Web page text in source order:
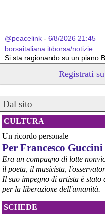
@peacelink - 6/8/2026 21:45
borsaitaliana.it/borsa/notizie
Si sta ragionando su un piano
cronachetarantine.it/index.php
il Governo ha manifestato
provvedimento straordinario
economiche e sociali della
chiesto alle rappresentanze del
concrete per definirne i
questa disponibilità.
#
ILVA Taranto
Registrati
Dal sito
CULTURA
Un ricordo personale
Per Francesco Guccini
Era un compagno di lotte
il poeta, il musicista,
Il suo impegno di artista è
per la liberazione dell'umanità.
SCHEDE